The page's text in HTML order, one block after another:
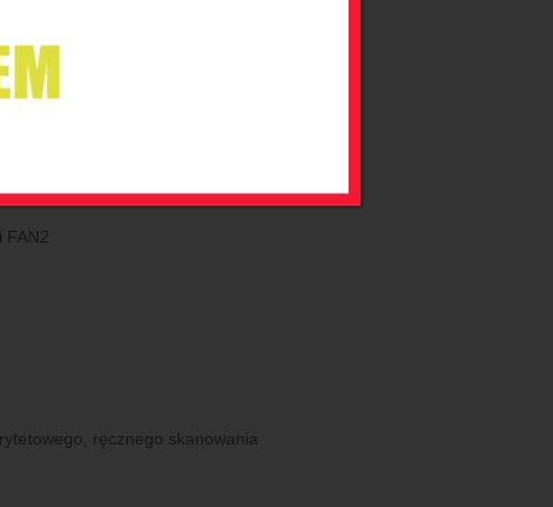
FAN2
ręcznego skanowania